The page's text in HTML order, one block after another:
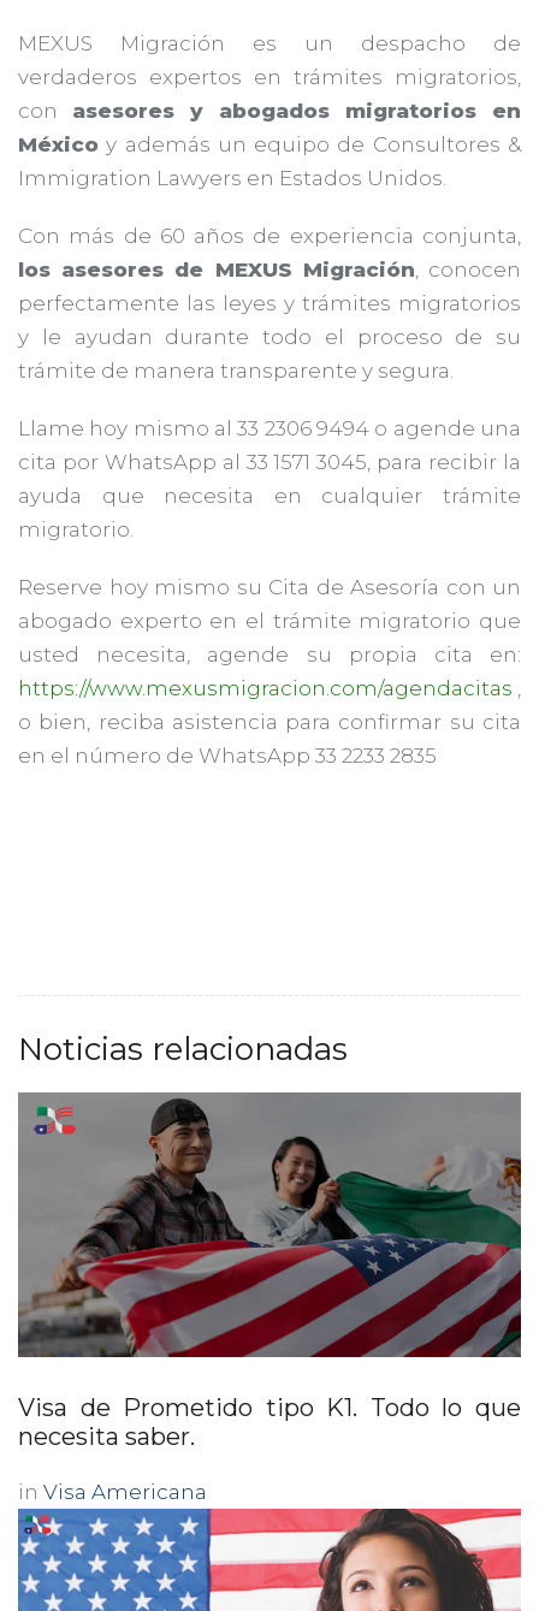
MEXUS Migración es un despacho de
verdaderos expertos en trámites migratorios,
con asesores y abogados migratorios en
México y además un equipo de Consultores &
Immigration Lawyers en Estados Unidos.
Con más de 60 años de experiencia conjunta,
los asesores de MEXUS Migración, conocen
perfectamente las leyes y trámites migratorios
y le ayudan durante todo el proceso de su
trámite de manera transparente y segura.
Llame hoy mismo al 33 2306 9494 o agende una
cita por WhatsApp al 33 1571 3045, para recibir la
ayuda que necesita en cualquier trámite
migratorio.
Reserve hoy mismo su Cita de Asesoría con un
abogado experto en el trámite migratorio que
usted necesita, agende su propia cita en:
https://www.mexusmigracion.com/agendacitas ,
o bien, reciba asistencia para confirmar su cita
en el número de WhatsApp 33 2233 2835
Noticias relacionadas
Visa de Prometido tipo K1. Todo lo que
necesita saber.
in Visa Americana